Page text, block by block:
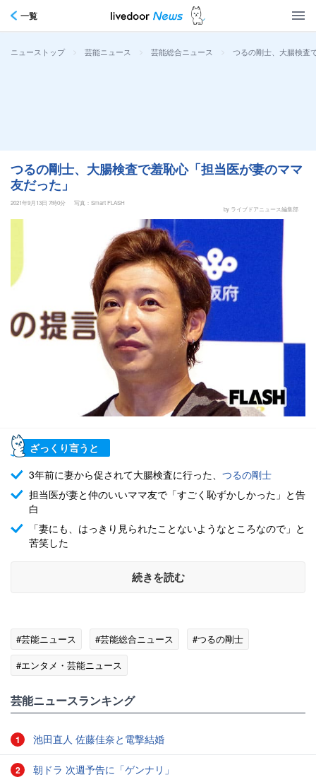
一覧
ニューストップ > 芸能ニュース > 芸能総合ニュース > つるの剛士、大腸検査
つるの剛士、大腸検査で羞恥心「担当医が妻のママ
友だった」
2021年9月13日 7時0分
写真：Smart FLASH
by ライブドアニュース編集部
ざっくり言うと
3年前に妻から促されて大腸検査に行った、 つるの剛士
担当医が妻と仲のいいママ友で「すごく恥ずかしかった」と告
白
「妻にも、はっきり見られたことないようなところなので」と
苦笑した
続きを読む
#芸能ニュース #芸能総合ニュース
#つるの剛士
#エンタメ・芸能ニュース
芸能ニュースランキング
1 池田直人 佐藤佳奈と電撃結婚
2 朝ドラ 次週予告に「ゲンナリ」